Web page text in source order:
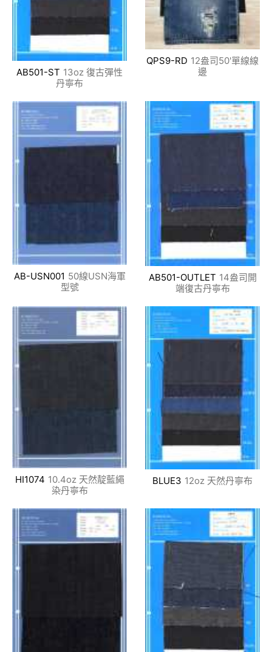
AB501-ST 13oz 復古彈性
丹寧布
QPS9-RD 12盎司50'單線線
邊
AB-USN001 50線USN海軍
型號
AB501-OUTLET 14盎司開
端復古丹寧布
HI1074 10.4oz 天然靛藍繩
染丹寧布
BLUE3 12oz 天然丹寧布